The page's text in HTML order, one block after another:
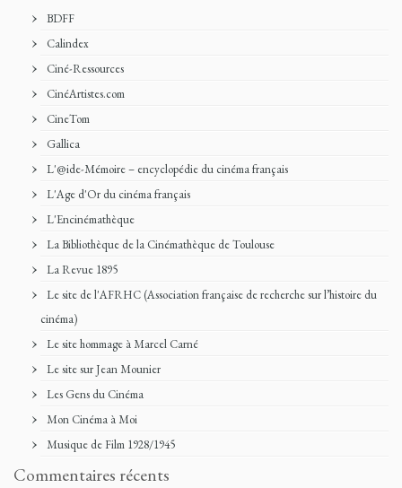
BDFF
Calindex
Ciné-Ressources
CinéArtistes.com
CineTom
Gallica
L'@ide-Mémoire – encyclopédie du cinéma français
L'Age d'Or du cinéma français
L'Encinémathèque
La Bibliothèque de la Cinémathèque de Toulouse
La Revue 1895
Le site de l'AFRHC (Association française de recherche sur l’histoire du
cinéma)
Le site hommage à Marcel Carné
Le site sur Jean Mounier
Les Gens du Cinéma
Mon Cinéma à Moi
Musique de Film 1928/1945
Commentaires récents